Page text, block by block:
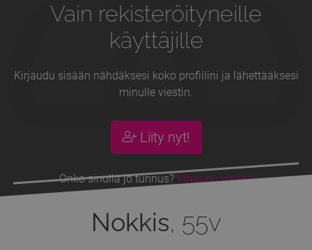
Vain rekisteröityneille
käyttäjille
Kirjaudu sisään nähdäksesi koko profiilini ja lähettääksesi
minulle viestin.
Liity nyt!
Onko sinulla jo tunnus? Kirjaudu sisään
Nokkis, 55v